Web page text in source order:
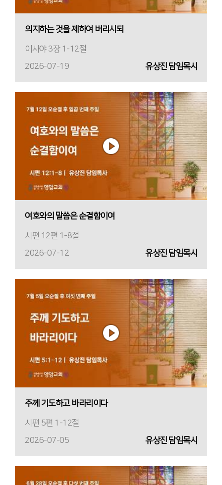
의지하는 것을 제하여 버리시되
이사야 3장 1-12절
2026-07-19
유상진 담임목사
여호와의 말씀은 순결함이여
시편 12편 1-8절
2026-07-12
유상진 담임목사
주께 기도하고 바라리이다
시편 5편 1-12절
2026-07-05
유상진 담임목사